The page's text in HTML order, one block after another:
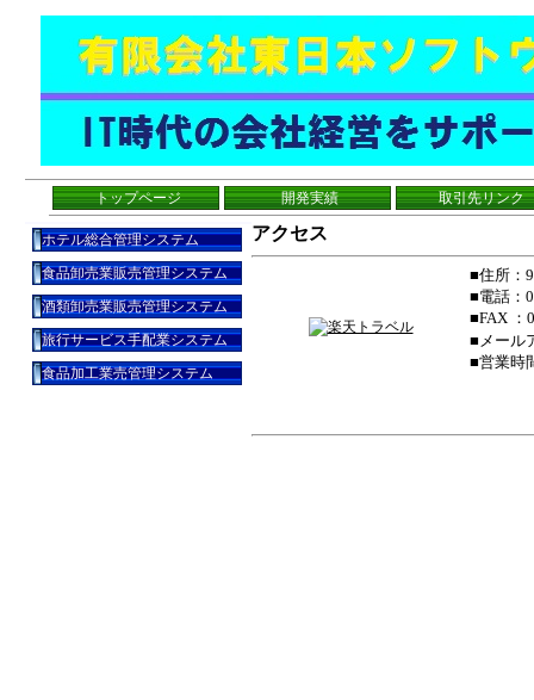
トップページ 開発実績 取引先リンク
ホテル総合管理システム
食品卸売業販売管理システム
酒類卸売業販売管理システム
旅行サービス手配業システム
食品加工業売管理システム
アクセス
■住所：
■電話：
■FAX ：
■メール
■営業時